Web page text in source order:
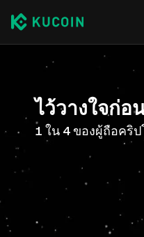
ไว้วางใจก่อ
1 ใน 4 ของผู้ถือคริ